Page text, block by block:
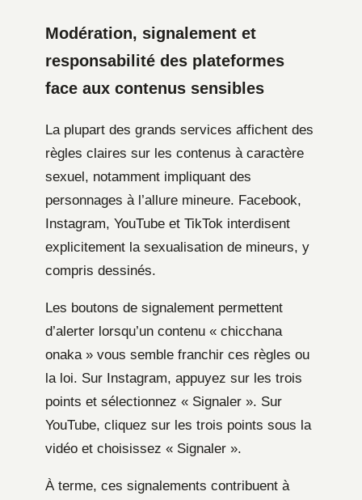
Modération, signalement et
responsabilité des plateformes
face aux contenus sensibles
La plupart des grands services affichent des
règles claires sur les contenus à caractère
sexuel, notamment impliquant des
personnages à l’allure mineure. Facebook,
Instagram, YouTube et TikTok interdisent
explicitement la sexualisation de mineurs, y
compris dessinés.
Les boutons de signalement permettent
d’alerter lorsqu’un contenu « chicchana
onaka » vous semble franchir ces règles ou
la loi. Sur Instagram, appuyez sur les trois
points et sélectionnez « Signaler ». Sur
YouTube, cliquez sur les trois points sous la
vidéo et choisissez « Signaler ».
À terme, ces signalements contribuent à